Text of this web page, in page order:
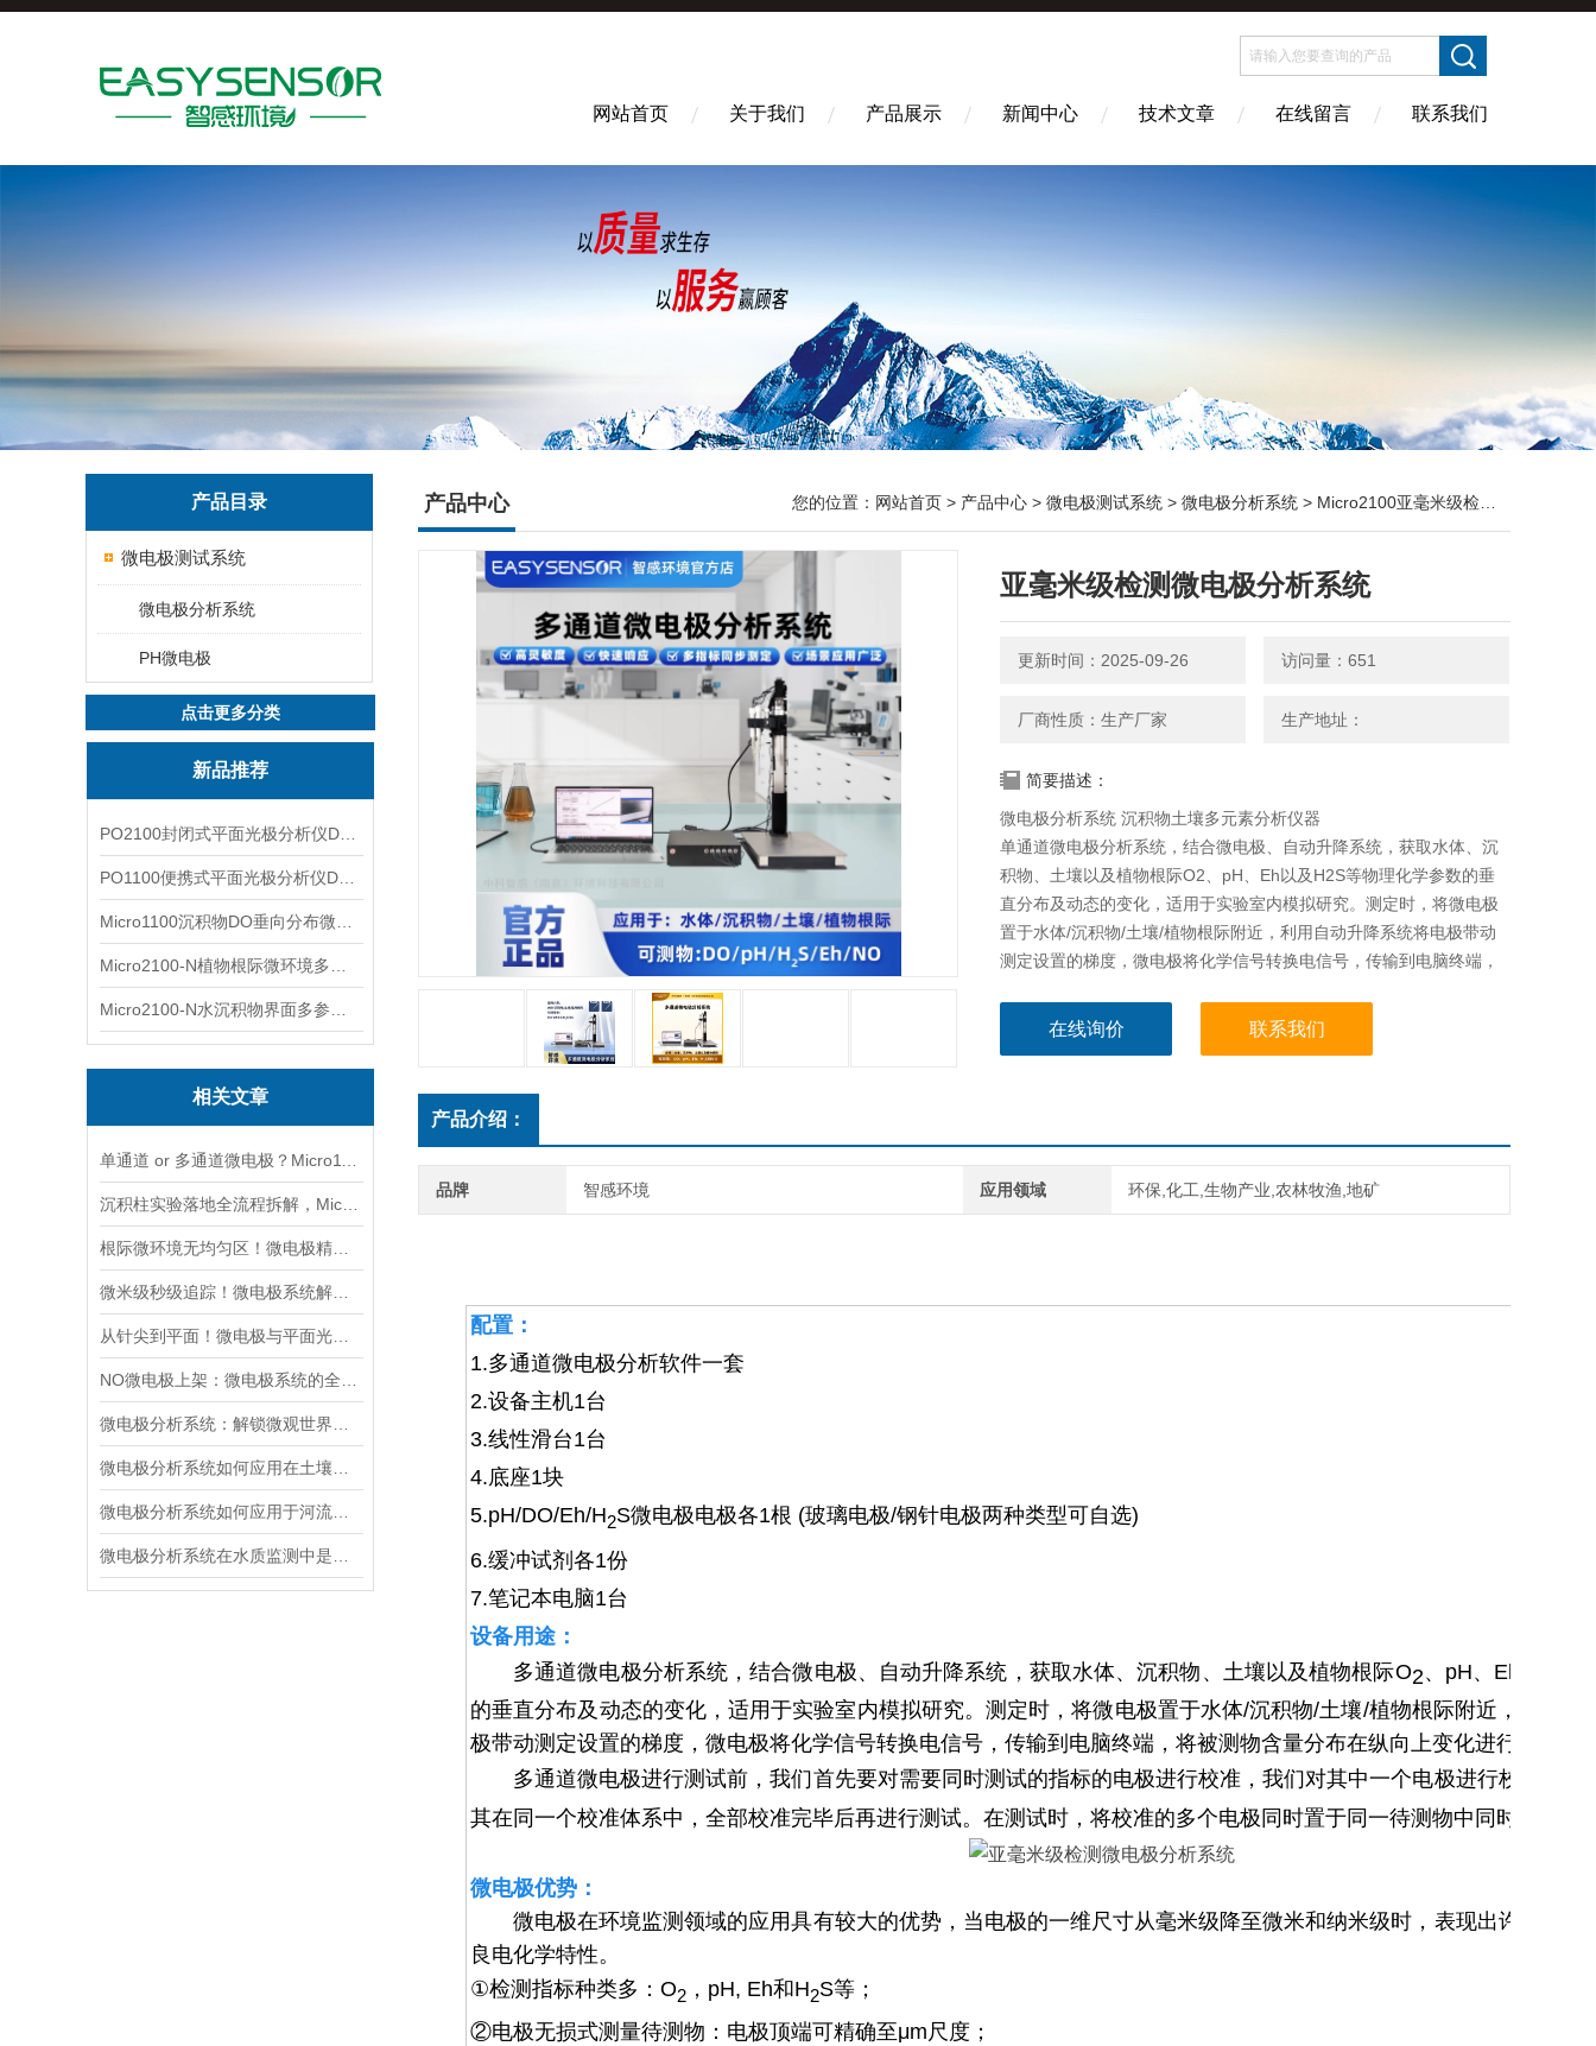
网站首页 关于我们 产品展示 新闻中心 技术文章 在线留言 联系我们
产品目录
微电极测试系统
微电极分析系统
PH微电极
点击更多分类
新品推荐
相关文章
产品中心 您的位置： 网站首页 > 产品中心 > 微电极测试系统 > 微电极分析系统 > Micro2100亚毫米级检测微电极分析系统
亚毫米级检测微电极分析系统
更新时间：2025-09-26 访问量：651
厂商性质：生产厂家 生产地址：
简要描述：
微电极分析系统 沉积物土壤多元素分析仪器
单通道微电极分析系统，结合微电极、自动升降系统，获取水体、沉
积物、土壤以及植物根际O2、pH、Eh以及H2S等物理化学参数的垂
直分布及动态的变化，适用于实验室内模拟研究。测定时，将微电极
置于水体/沉积物/土壤/植物根际附近，利用自动升降系统将电极带动
测定设置的梯度，微电极将化学信号转换电信号，传输到电脑终端，
在线询价 联系我们
产品介绍：
品牌 智感环境 应用领域 环保,化工,生物产业,农林牧渔,地矿
配置：
1.多通道微电极分析软件一套
2.设备主机1台
3.线性滑台1台
4.底座1块
5.pH/DO/Eh/H2S微电极电极各1根 (玻璃电极/钢针电极两种类型可自选)
6.缓冲试剂各1份
7.笔记本电脑1台
设备用途：
多通道微电极分析系统，结合微电极、自动升降系统，获取水体、沉积物、土壤以及植物根际O2、pH、Eh和H
的垂直分布及动态的变化，适用于实验室内模拟研究。测定时，将微电极置于水体/沉积物/土壤/植物根际附近，利用自
极带动测定设置的梯度，微电极将化学信号转换电信号，传输到电脑终端，将被测物含量分布在纵向上变化进行可视化
多通道微电极进行测试前，我们首先要对需要同时测试的指标的电极进行校准，我们对其中一个电极进行校准时，
其在同一个校准体系中，全部校准完毕后再进行测试。在测试时，将校准的多个电极同时置于同一待测物中同时进行测
微电极优势：
微电极在环境监测领域的应用具有较大的优势，当电极的一维尺寸从毫米级降至微米和纳米级时，表现出许多不同
良电化学特性。
①检测指标种类多：O2 ，pH, Eh和H2S等；
②电极无损式测量待测物 ： 电极顶端可精确至μm尺度 ；